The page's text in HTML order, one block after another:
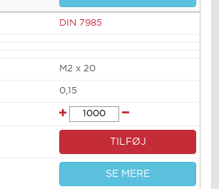
DIN 7985
M2 x 20
0,15
TILFØJ
SE MERE